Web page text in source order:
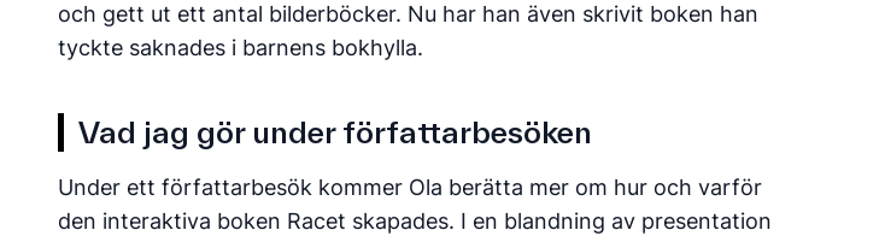
och gett ut ett antal bilderböcker. Nu har han även skrivit boken han
tyckte saknades i barnens bokhylla.
Vad jag gör under författarbesöken
Under ett författarbesök kommer Ola berätta mer om hur och varför
den interaktiva boken Racet skapades. I en blandning av presentation